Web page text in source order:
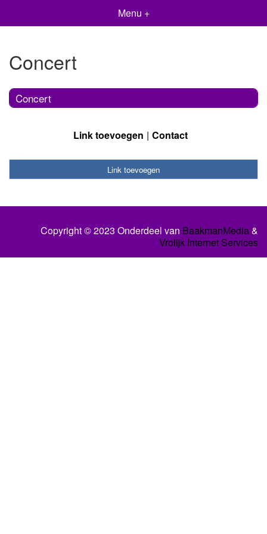
Menu +
Concert
Concert
Link toevoegen Contact
Link toevoegen
Copyright © 2023 Onderdeel van BaakmanMedia&
Vrolijk Internet Services